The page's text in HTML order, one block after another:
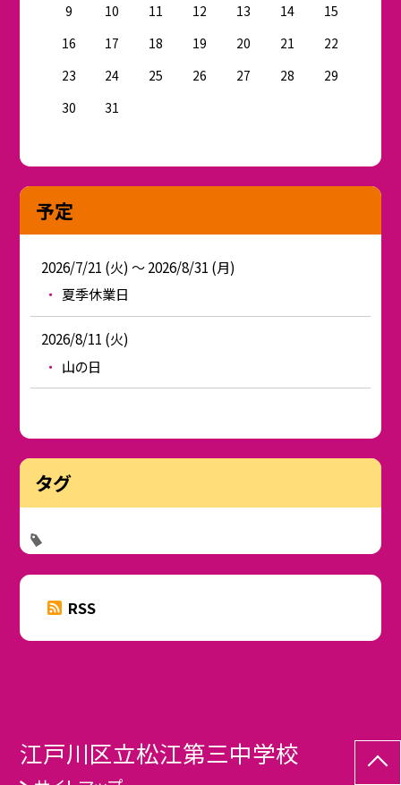
9
10 11 12 13 14
15
16
17 18 19 20 21
22
23
24 25 26 27 28
29
30
31
予定
2026/7/21 (火) ～ 2026/8/31 (月)
夏季休業日
2026/8/11 (火)
山の日
タグ
RSS
江戸川区立松江第三中学校